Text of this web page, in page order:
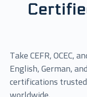
Take CEFR, OCEC,
English, German,
certifications